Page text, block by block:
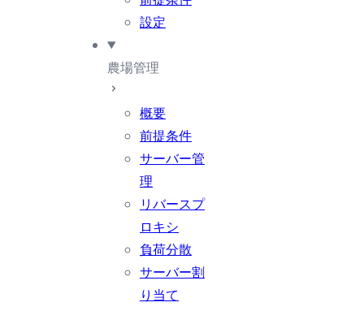
設定
農場管理
概要
前提条件
サーバー管
理
リバースプ
ロキシ
負荷分散
サーバー割
り当て